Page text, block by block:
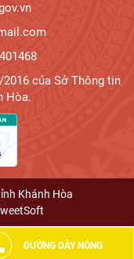
2016 của Sở Thông tin
Hòa.
ĐƯỜNG DÂY NÓNG
Khánh Hòa